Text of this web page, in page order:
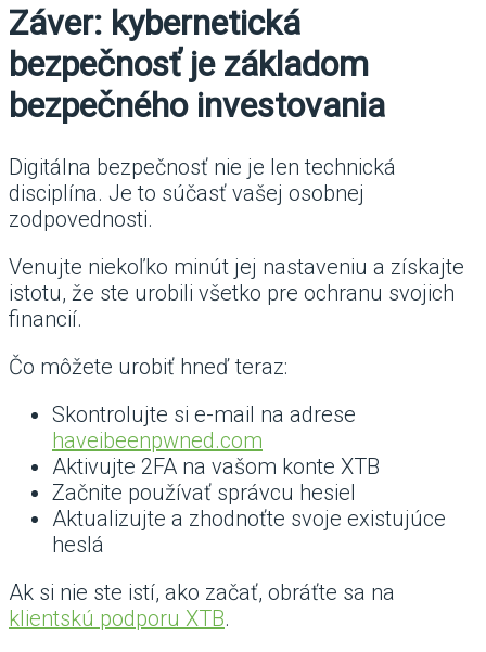
Záver: kybernetická
bezpečnosť je základom
bezpečného investovania
Digitálna bezpečnosť nie je len technická
disciplína. Je to súčasť vašej osobnej
zodpovednosti.
Venujte niekoľko minút jej nastaveniu a získajte
istotu, že ste urobili všetko pre ochranu svojich
financií.
Čo môžete urobiť hneď teraz:
Skontrolujte si e-mail na adrese
haveibeenpwned.com
Aktivujte 2FA na vašom konte XTB
Začnite používať správcu hesiel
Aktualizujte a zhodnoťte svoje existujúce
heslá
Ak si nie ste istí, ako začať, obráťte sa na
klientskú podporu XTB.